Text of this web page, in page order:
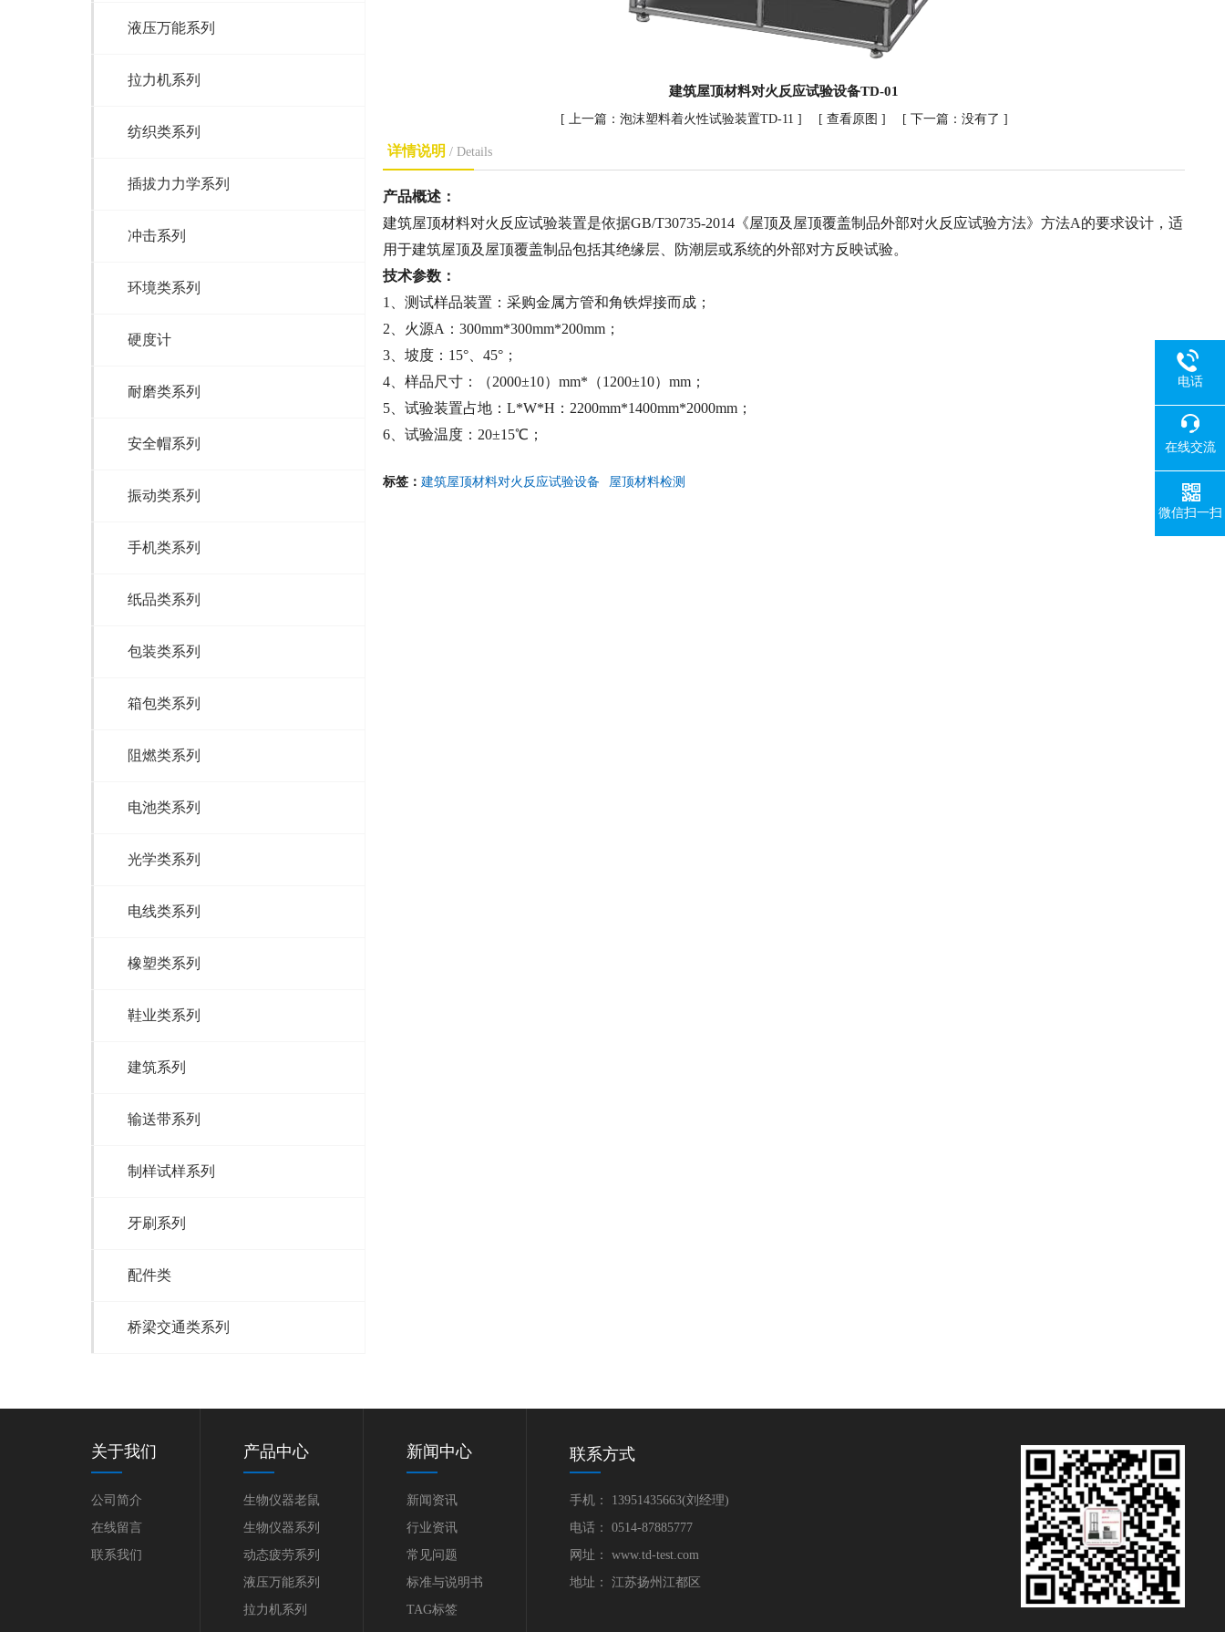
液压万能系列
拉力机系列
纺织类系列
插拔力力学系列
冲击系列
环境类系列
硬度计
耐磨类系列
安全帽系列
振动类系列
手机类系列
纸品类系列
包装类系列
箱包类系列
阻燃类系列
电池类系列
光学类系列
电线类系列
橡塑类系列
鞋业类系列
建筑系列
输送带系列
制样试样系列
牙刷系列
配件类
桥梁交通类系列
建筑屋顶材料对火反应试验设备TD-01
[ 上一篇： 泡沫塑料着火性试验装置TD-11 ] [ 查看原图 ] [ 下一篇：没有了 ]
详情说明 / Details
产品概述：
建筑屋顶材料对火反应试验装置是依据GB/T30735-2014《屋顶及屋顶覆盖制品外部对火反应试验方法》方法A的要求设计，适
用于建筑屋顶及屋顶覆盖制品包括其绝缘层、防潮层或系统的外部对方反映试验。
技术参数：
1、测试样品装置：采购金属方管和角铁焊接而成；
2、火源A：300mm*300mm*200mm；
3、坡度：15°、45°；
4、样品尺寸：（2000±10）mm*（1200±10）mm；
5、试验装置占地：L*W*H：2200mm*1400mm*2000mm；
6、试验温度：20±15℃；
标签： 建筑屋顶材料对火反应试验设备 屋顶材料检测
关于我们
公司简介
在线留言
联系我们
产品中心
生物仪器老鼠
生物仪器系列
动态疲劳系列
液压万能系列
拉力机系列
新闻中心
新闻资讯
行业资讯
常见问题
标准与说明书
TAG标签
联系方式
手机： 13951435663(刘经理)
电话： 0514-87885777
网址： www.td-test.com
地址： 江苏扬州江都区
电话
在线交流
微信扫一扫